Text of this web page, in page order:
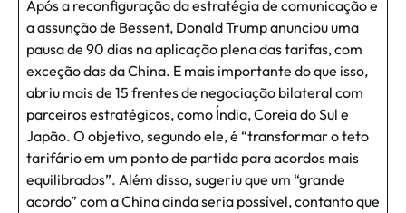
Após a reconfiguração da estratégia de comunicação e
a assunção de Bessent, Donald Trump anunciou uma
pausa de 90 dias na aplicação plena das tarifas, com
exceção das da China. E mais importante do que isso,
abriu mais de 15 frentes de negociação bilateral com
parceiros estratégicos, como Índia, Coreia do Sul e
Japão. O objetivo, segundo ele, é “transformar o teto
tarifário em um ponto de partida para acordos mais
equilibrados”. Além disso, sugeriu que um “grande
acordo” com a China ainda seria possível, contanto que